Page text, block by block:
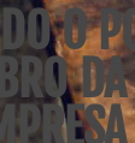
O